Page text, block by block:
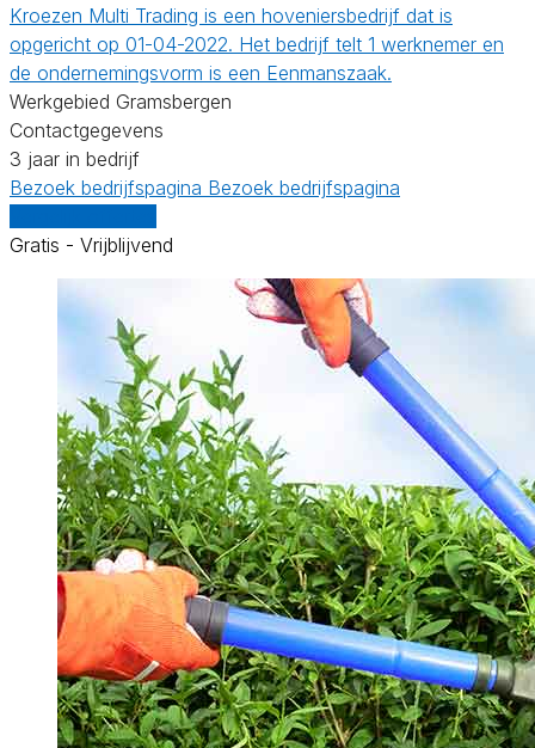
Kroezen Multi Trading is een hoveniersbedrijf dat is
opgericht op 01-04-2022. Het bedrijf telt 1 werknemer en
de ondernemingsvorm is een Eenmanszaak.
Werkgebied Gramsbergen
Contactgegevens
3 jaar in bedrijf
Bezoek bedrijfspagina Bezoek bedrijfspagina
Gratis - Vrijblijvend